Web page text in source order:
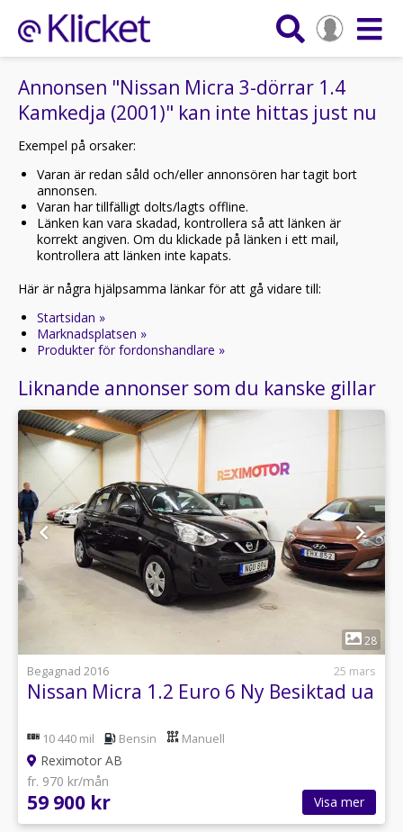
Annonsen "Nissan Micra 3-dörrar 1.4
Kamkedja (2001)" kan inte hittas just nu
Exempel på orsaker:
Varan är redan såld och/eller annonsören har tagit bort
annonsen.
Varan har tillfälligt dolts/lagts offline.
Länken kan vara skadad, kontrollera så att länken är
korrekt angiven. Om du klickade på länken i ett mail,
kontrollera att länken inte kapats.
Här är några hjälpsamma länkar för att gå vidare till:
Startsidan »
Marknadsplatsen »
Produkter för fordonshandlare »
Liknande annonser som du kanske gillar
28
Begagnad 2016
25 mars
Nissan Micra 1.2 Euro 6 Ny Besiktad ua
10 440 mil Bensin Manuell
Reximotor AB
fr. 970 kr/mån
59 900 kr Visa mer